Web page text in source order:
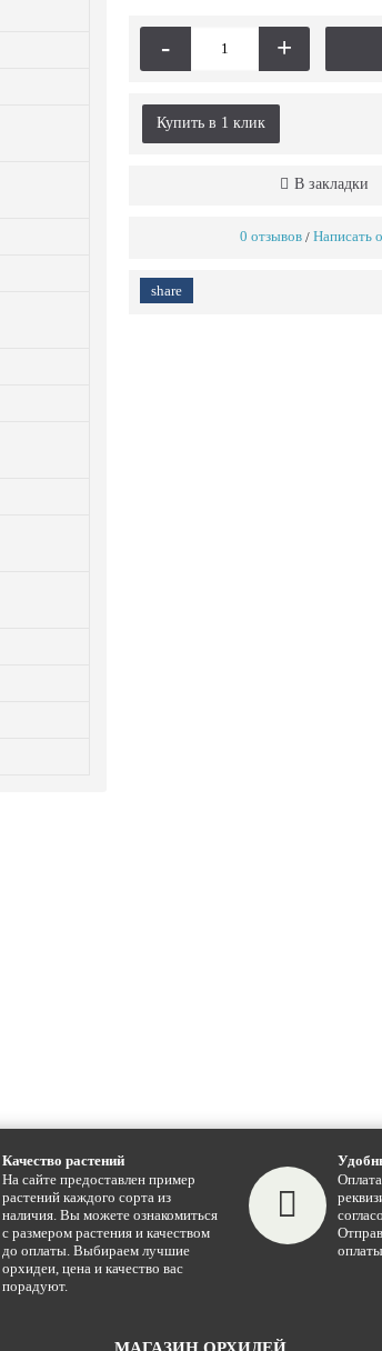
- +
Купить в 1 клик
В закладки
0 отзывов / Написать
share
Качество растений
На сайте предоставлен пример
растений каждого сорта из
наличия. Вы можете ознакомиться
с размером растения и качеством
до оплаты. Выбираем лучшие
орхидеи, цена и качество вас
порадуют.